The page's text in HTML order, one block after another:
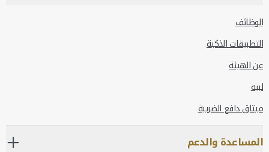
الوظائف
التطبيقات الذكية
عن الهيئة
لبيه
ميثاق دافع الضريبة
المساعدة والدعم